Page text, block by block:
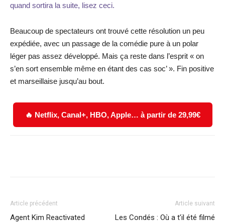
quand sortira la suite, lisez ceci.
Beaucoup de spectateurs ont trouvé cette résolution un peu
expédiée, avec un passage de la comédie pure à un polar
léger pas assez développé. Mais ça reste dans l’esprit « on
s’en sort ensemble même en étant des cas soc’ ». Fin positive
et marseillaise jusqu’au bout.
🔥 Netflix, Canal+, HBO, Apple… à partir de 29,99€
Article précédent
Agent Kim Reactivated
Article suivant
Les Condés : Où a t’il été filmé